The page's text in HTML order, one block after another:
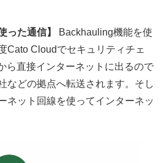
った通信】
Backhauling機能を使
Cato Cloudでセキュリティチェ
ら直接インターネットに出るので
などの拠点へ転送されます。そし
ネット回線を使ってインターネッ